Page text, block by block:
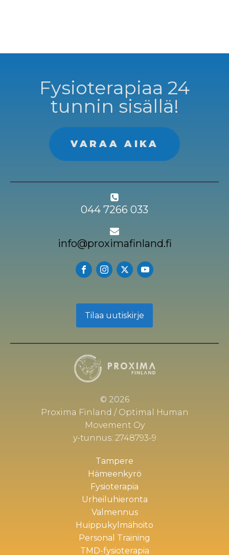
Fysioterapiaa 24
tunnin sisällä!
VARAA AIKA
044 7266 033
info@proximafinland.fi
Tilaa uutiskirje
© 2026
Proxima Finland / Optimal Human
Movement Oy
y-tunnus: 2748793-9
Tampere
Hämeenkyrö
Fysioterapia
Urheiluhieronta
Valmennus
Huippukylmähoito
Personal Training
TMD-fysioterapia